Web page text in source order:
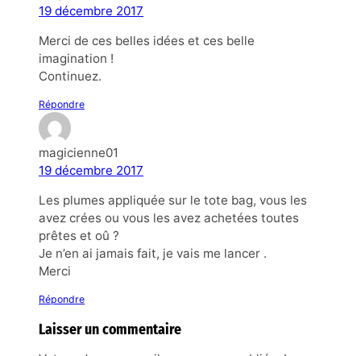
19 décembre 2017
Merci de ces belles idées et ces belle
imagination !
Continuez.
Répondre
magicienne01
19 décembre 2017
Les plumes appliquée sur le tote bag, vous les
avez crées ou vous les avez achetées toutes
prêtes et oû ?
Je n’en ai jamais fait, je vais me lancer .
Merci
Répondre
Laisser un commentaire